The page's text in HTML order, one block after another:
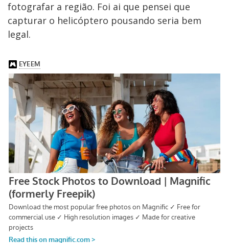
fotografar a região. Foi ai que pensei que
capturar o helicóptero pousando seria bem
legal.